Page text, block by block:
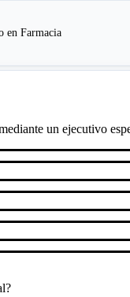
en Farmacia
un ejecutivo